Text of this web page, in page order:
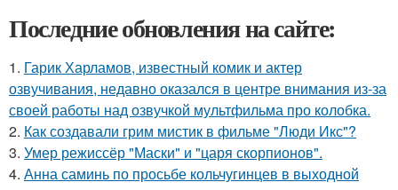
Последние обновления на сайте:
1. Гарик Харламов, известный комик и актер
озвучивания, недавно оказался в центре внимания из-за
своей работы над озвучкой мультфильма про колобка.
2. Как создавали грим мистик в фильме "Люди Икс"?
3. Умер режиссёр "Маски" и "царя скорпионов".
4. Анна саминь по просьбе кольчугинцев в выходной